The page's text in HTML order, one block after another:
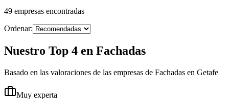
49 empresas encontradas
Ordenar:
Nuestro Top 4 en Fachadas
Basado en las valoraciones de las empresas de Fachadas en Getafe
Muy experta